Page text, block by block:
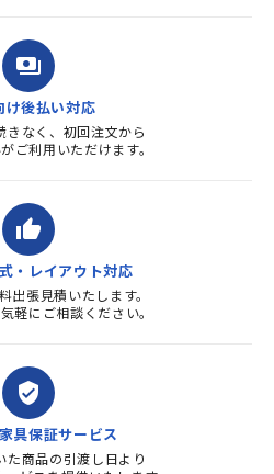
payments
け後払い対応
きなく、初回注文から
ご利用いただけます。
thumb_up
・レイアウト対応
出張見積いたします。
軽にご相談ください。
verified_user
具保証サービス
た商品の引渡し日より